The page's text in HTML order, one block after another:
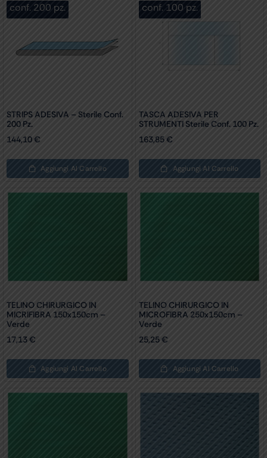
conf. 200 pz.
STRIPS ADESIVA – Sterile Conf.
200 Pz.
144,10€
Aggiungi Al Carrello
conf. 100 pz.
TASCA ADESIVA PER
STRUMENTI Sterile Conf. 100 Pz.
163,85€
Aggiungi Al Carrello
TELINO CHIRURGICO IN
MICRIFIBRA 150x150cm –
Verde
17,13€
Aggiungi Al Carrello
TELINO CHIRURGICO IN
MICROFIBRA 250x150cm –
Verde
25,25€
Aggiungi Al Carrello